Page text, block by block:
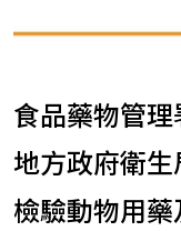
食品藥物管
地方政府衛
檢驗動物用藥